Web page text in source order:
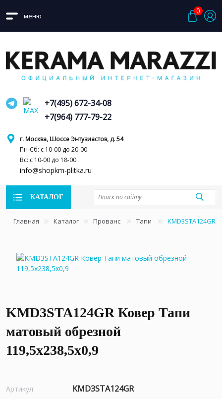
меню
0
г. Москва, Шоссе Энтузиастов, д. 54
Пн-Сб: с 10-00 до 20-00
Вс: с 10-00 до 18-00
info@shopkm-plitka.ru
+7(495) 672-34-08
+7(964) 777-79-22
КАТАЛОГ
Главная Каталог Прованс Тапи
KMD3STA124GR Ковер Тапи
матовый обрезной
119,5x238,5x0,9
Артикул KMD3STA124GR